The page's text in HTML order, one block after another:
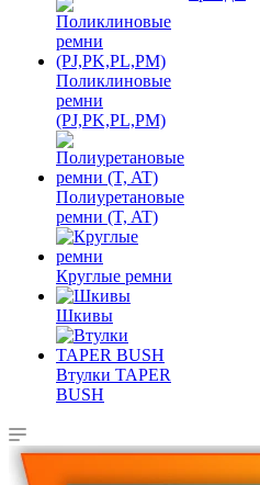
Поликлиновые
ремни
(PJ,PK,PL,PM)
Полиуретановые
ремни (T, AT)
Круглые ремни
Шкивы
Втулки TAPER
BUSH